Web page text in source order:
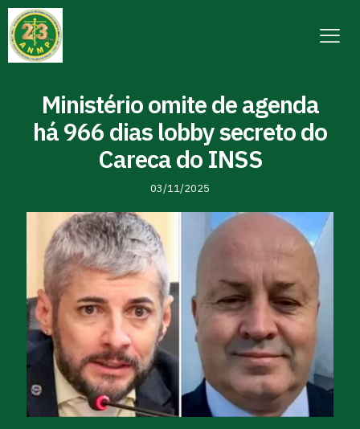
Ministério omite de agenda
há 966 dias lobby secreto do
Careca do INSS
03/11/2025